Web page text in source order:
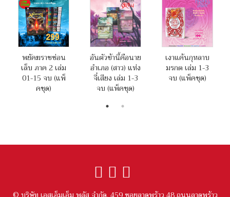
พยัคฆราชซ่อน
เล็บ ภาค 2 เล่ม
01-15 จบ (แพ็
คชุด)
อันตัวข้านี้คือนาย
อำเภอ (สาว) แห่ง
จี๋เสียง เล่ม 1-3
จบ (แพ็คชุด)
เงาแค้นกุหลาบ
มรกต เล่ม 1-3
จบ (แพ็คชุด)